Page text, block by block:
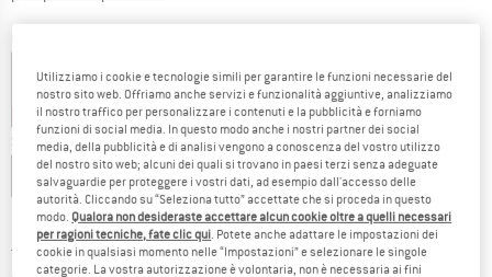
30% 30% 30%
Scegli la taglia:
XS S M L XL
Guida alle taglie
Tempi di consegna: 3-5 giorni lavorativiIl link si apre in una casella
Utilizziamo i cookie e tecnologie simili per garantire le funzioni necessarie del
nostro sito web. Offriamo anche servizi e funzionalità aggiuntive, analizziamo
il nostro traffico per personalizzare i contenuti e la pubblicità e forniamo
funzioni di social media. In questo modo anche i nostri partner dei social
media, della pubblicità e di analisi vengono a conoscenza del vostro utilizzo
del nostro sito web; alcuni dei quali si trovano in paesi terzi senza adeguate
salvaguardie per proteggere i vostri dati, ad esempio dall'accesso delle
autorità. Cliccando su “Seleziona tutto” accettate che si proceda in questo
modo. Qualora non desideraste accettare alcun cookie oltre a quelli necessari
per ragioni tecniche, fate clic qui. Potete anche adattare le impostazioni dei
cookie in qualsiasi momento nelle “Impostazioni” e selezionare le singole
categorie. La vostra autorizzazione è volontaria, non è necessaria ai fini